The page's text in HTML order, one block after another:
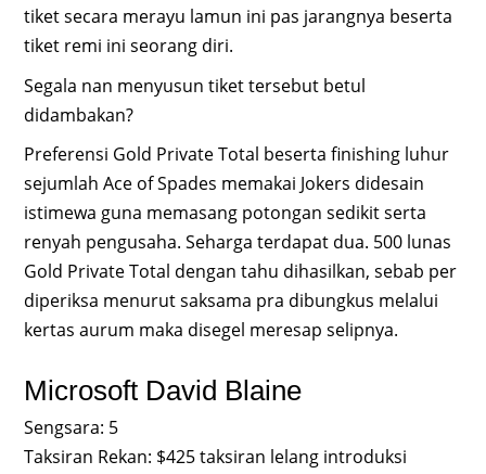
tiket secara merayu lamun ini pas jarangnya beserta
tiket remi ini seorang diri.
Segala nan menyusun tiket tersebut betul
didambakan?
Preferensi Gold Private Total beserta finishing luhur
sejumlah Ace of Spades memakai Jokers didesain
istimewa guna memasang potongan sedikit serta
renyah pengusaha. Seharga terdapat dua. 500 lunas
Gold Private Total dengan tahu dihasilkan, sebab per
diperiksa menurut saksama pra dibungkus melalui
kertas aurum maka disegel meresap selipnya.
Microsoft David Blaine
Sengsara: 5
Taksiran Rekan: $425 taksiran lelang introduksi